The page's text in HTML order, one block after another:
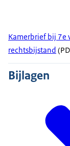
Kamerbrief bij 7e
rechtsbijstand
Bijlagen